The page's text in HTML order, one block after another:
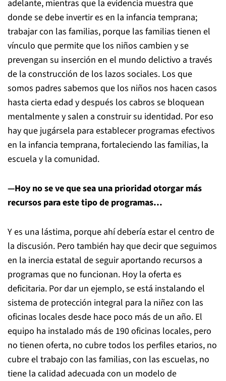
adelante, mientras que la evidencia muestra que
donde se debe invertir es en la infancia temprana;
trabajar con las familias, porque las familias tienen el
vínculo que permite que los niños cambien y se
prevengan su inserción en el mundo delictivo a través
de la construcción de los lazos sociales. Los que
somos padres sabemos que los niños nos hacen casos
hasta cierta edad y después los cabros se bloquean
mentalmente y salen a construir su identidad. Por eso
hay que jugársela para establecer programas efectivos
en la infancia temprana, fortaleciendo las familias, la
escuela y la comunidad.
—Hoy no se ve que sea una prioridad otorgar más
recursos para este tipo de programas…
Y es una lástima, porque ahí debería estar el centro de
la discusión. Pero también hay que decir que seguimos
en la inercia estatal de seguir aportando recursos a
programas que no funcionan. Hoy la oferta es
deficitaria. Por dar un ejemplo, se está instalando el
sistema de protección integral para la niñez con las
oficinas locales desde hace poco más de un año. El
equipo ha instalado más de 190 oficinas locales, pero
no tienen oferta, no cubre todos los perfiles etarios, no
cubre el trabajo con las familias, con las escuelas, no
tiene la calidad adecuada con un modelo de